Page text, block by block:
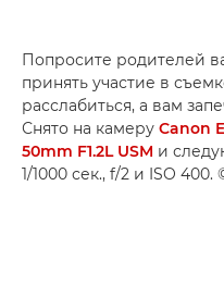
Попросите родителей
принять участие в
расслабиться, а вам
Снято на камеру Canon
50mm F1.2L USM и
1/1000 сек., f/2 и ISO